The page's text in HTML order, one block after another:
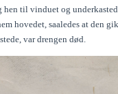
hen til vinduet og
hovedet, saaledes at den
var drengen død.